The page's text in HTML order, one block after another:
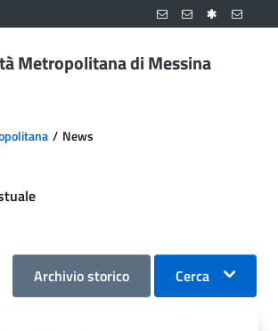
Metropolitana di Messina
News
Archivio storico Cerca